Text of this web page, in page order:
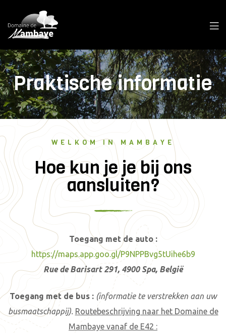
Praktische informatie
WELKOM IN MAMBAYE
Hoe kun je je bij ons
aansluiten?
Toegang met de auto :
https://maps.app.goo.gl/P9NPPBvg5tUihe6b9
Rue de Barisart 291, 4900 Spa, België
Toegang met de bus : (informatie te verstrekken aan uw
busmaatschappij). Routebeschrijving naar het Domaine de
Mambaye vanaf de E42 :